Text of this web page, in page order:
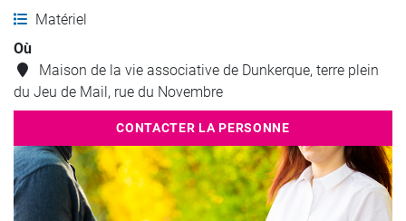
Matériel
Où
Maison de la vie associative de Dunkerque, terre plein
du Jeu de Mail, rue du Novembre
CONTACTER LA PERSONNE